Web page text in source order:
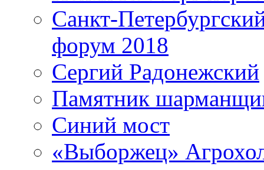
Санкт-
форум 2018
Сергий Радонежский
Памятник
Синий мост
«Выборжец»